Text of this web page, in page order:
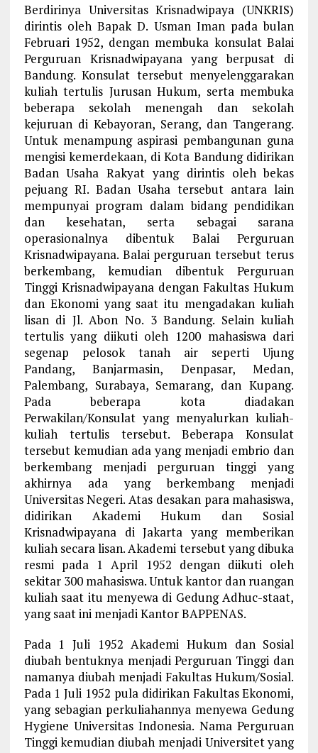
Berdirinya Universitas Krisnadwipaya (UNKRIS)
dirintis oleh Bapak D. Usman Iman pada bulan
Februari 1952, dengan membuka konsulat Balai
Perguruan Krisnadwipayana yang berpusat di
Bandung. Konsulat tersebut menyelenggarakan
kuliah tertulis Jurusan Hukum, serta membuka
beberapa sekolah menengah dan sekolah
kejuruan di Kebayoran, Serang, dan Tangerang.
Untuk menampung aspirasi pembangunan guna
mengisi kemerdekaan, di Kota Bandung didirikan
Badan Usaha Rakyat yang dirintis oleh bekas
pejuang RI. Badan Usaha tersebut antara lain
mempunyai program dalam bidang pendidikan
dan kesehatan, serta sebagai sarana
operasionalnya dibentuk Balai Perguruan
Krisnadwipayana. Balai perguruan tersebut terus
berkembang, kemudian dibentuk Perguruan
Tinggi Krisnadwipayana dengan Fakultas Hukum
dan Ekonomi yang saat itu mengadakan kuliah
lisan di Jl. Abon No. 3 Bandung. Selain kuliah
tertulis yang diikuti oleh 1200 mahasiswa dari
segenap pelosok tanah air seperti Ujung
Pandang, Banjarmasin, Denpasar, Medan,
Palembang, Surabaya, Semarang, dan Kupang.
Pada beberapa kota diadakan
Perwakilan/Konsulat yang menyalurkan kuliah-
kuliah tertulis tersebut. Beberapa Konsulat
tersebut kemudian ada yang menjadi embrio dan
berkembang menjadi perguruan tinggi yang
akhirnya ada yang berkembang menjadi
Universitas Negeri. Atas desakan para mahasiswa,
didirikan Akademi Hukum dan Sosial
Krisnadwipayana di Jakarta yang memberikan
kuliah secara lisan. Akademi tersebut yang dibuka
resmi pada 1 April 1952 dengan diikuti oleh
sekitar 300 mahasiswa. Untuk kantor dan ruangan
kuliah saat itu menyewa di Gedung Adhuc-staat,
yang saat ini menjadi Kantor BAPPENAS.
Pada 1 Juli 1952 Akademi Hukum dan Sosial
diubah bentuknya menjadi Perguruan Tinggi dan
namanya diubah menjadi Fakultas Hukum/Sosial.
Pada 1 Juli 1952 pula didirikan Fakultas Ekonomi,
yang sebagian perkuliahannya menyewa Gedung
Hygiene Universitas Indonesia. Nama Perguruan
Tinggi kemudian diubah menjadi Universitet yang